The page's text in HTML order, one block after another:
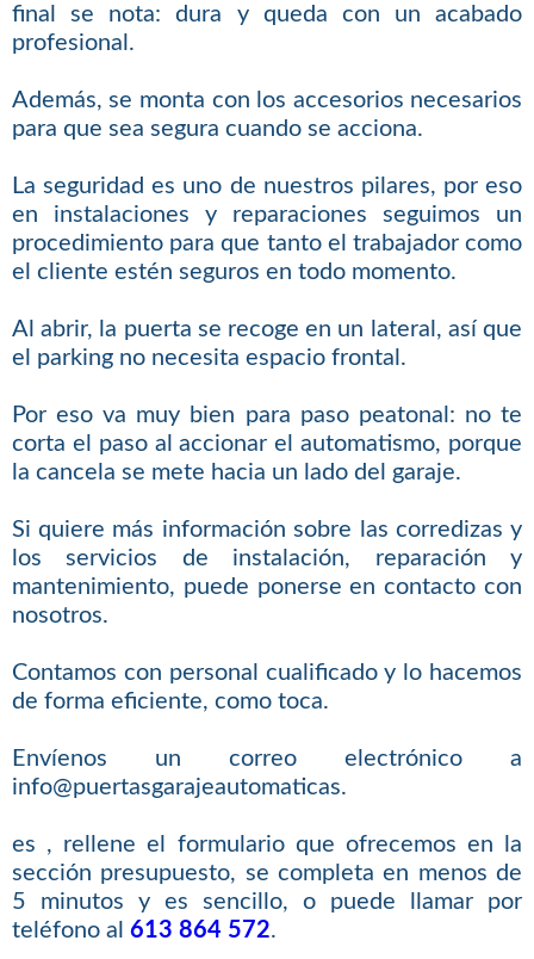
final se nota: dura y queda con un acabado
profesional.
Además, se monta con los accesorios necesarios
para que sea segura cuando se acciona.
La seguridad es uno de nuestros pilares, por eso
en instalaciones y reparaciones seguimos un
procedimiento para que tanto el trabajador como
el cliente estén seguros en todo momento.
Al abrir, la puerta se recoge en un lateral, así que
el parking no necesita espacio frontal.
Por eso va muy bien para paso peatonal: no te
corta el paso al accionar el automatismo, porque
la cancela se mete hacia un lado del garaje.
Si quiere más información sobre las corredizas y
los servicios de instalación, reparación y
mantenimiento, puede ponerse en contacto con
nosotros.
Contamos con personal cualificado y lo hacemos
de forma eficiente, como toca.
Envíenos un correo electrónico a
info@puertasgarajeautomaticas.
es , rellene el formulario que ofrecemos en la
sección presupuesto, se completa en menos de
5 minutos y es sencillo, o puede llamar por
teléfono al 613 864 572.